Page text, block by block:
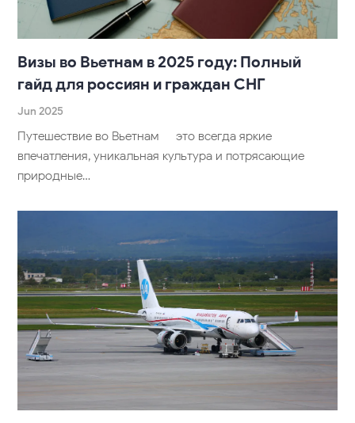
Визы во Вьетнам в 2025 году: Полный
гайд для россиян и граждан СНГ
Jun 2025
Путешествие во Вьетнам — это всегда яркие
впечатления, уникальная культура и потрясающие
природные…